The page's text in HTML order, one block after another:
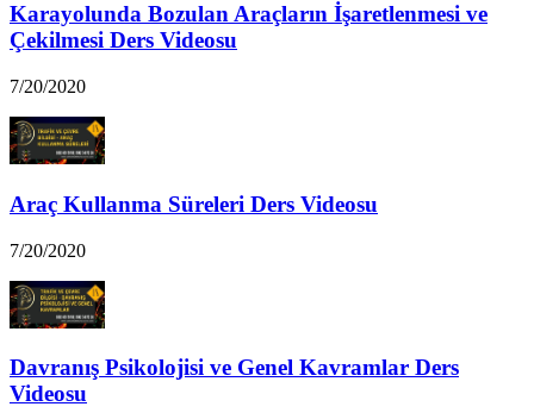
Karayolunda Bozulan Araçların İşaretlenmesi ve
Çekilmesi Ders Videosu
7/20/2020
Araç Kullanma Süreleri Ders Videosu
7/20/2020
Davranış Psikolojisi ve Genel Kavramlar Ders
Videosu